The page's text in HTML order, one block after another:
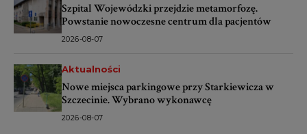
Szpital Wojewódzki przejdzie metamorfozę.
Powstanie nowoczesne centrum dla pacjentów
2026-08-07
Aktualności
Nowe miejsca parkingowe przy Starkiewicza w
Szczecinie. Wybrano wykonawcę
2026-08-07